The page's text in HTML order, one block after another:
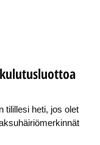
tilillesi heti, jos olet